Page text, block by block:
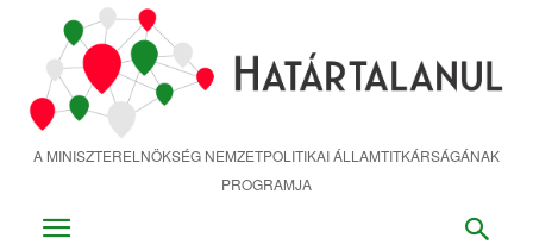
tartalomra
A MINISZTERELNÖKSÉG NEMZETPOLITIKAI ÁLLAMTITKÁRSÁGÁNAK
PROGRAMJA